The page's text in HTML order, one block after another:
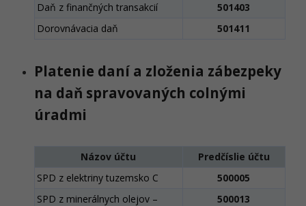
Daň z finančných transakcií
501403
Dorovnávacia daň
501411
Platenie daní a zloženia zábezpeky
na daň spravovaných colnými
úradmi
Názov účtu
Predčíslie účtu
SPD z elektriny tuzemsko C
500005
SPD z minerálnych olejov –
500013